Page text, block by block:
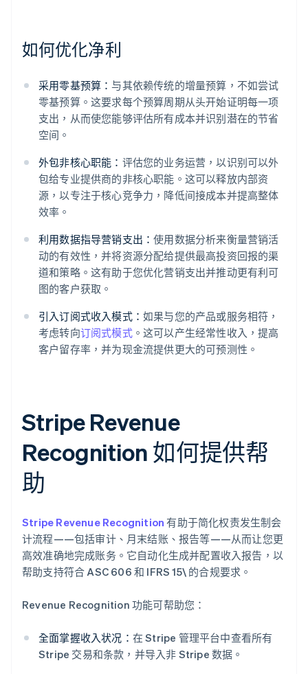
如何优化净利
采用零基预算：与其依赖传统的增量预算，不如尝试
零基预算。这要求每个预算周期从头开始证明每一项
支出，从而使您能够评估所有成本并识别潜在的节省
空间。
外包非核心职能： 评估您的业务运营，以识别可以外
包给专业提供商的非核心职能。这可以释放内部资
源，以专注于核心竞争力，降低间接成本并提高整体
效率。
利用数据指导营销支出：使用数据分析来衡量营销活
动的有效性，并将资源分配给提供最高投资回报的渠
道和策略。这有助于您优化营销支出并推动更有利可
图的客户获取。
引入订阅式收入模式： 如果与您的产品或服务相符，
考虑转向订阅式模式。这可以产生经常性收入，提高
客户留存率，并为现金流提供更大的可预测性。
Stripe Revenue
Recognition 如何提供帮
助
Stripe Revenue Recognition 有助于简化权责发生制会
计流程——包括审计、月末结账、报告等——从而让您更
高效准确地完成账务。它自动化生成并配置收入报告，以
帮助支持符合 ASC 606 和 IFRS 15\ 的合规要求。
Revenue Recognition 功能可帮助您：
全面掌握收入状况： 在 Stripe 管理平台中查看所有
Stripe 交易和条款，并导入非 Stripe 数据。